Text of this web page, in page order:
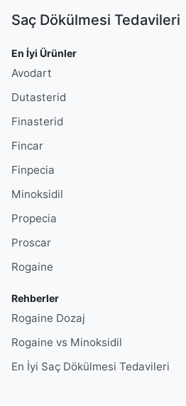
Saç Dökülmesi Tedavileri
En İyi Ürünler
Avodart
Dutasterid
Finasterid
Fincar
Finpecia
Minoksidil
Propecia
Proscar
Rogaine
Rehberler
Rogaine Dozaj
Rogaine vs Minoksidil
En İyi Saç Dökülmesi Tedavileri